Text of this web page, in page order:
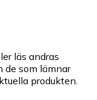
läs andras
de som lämnar
produkten.